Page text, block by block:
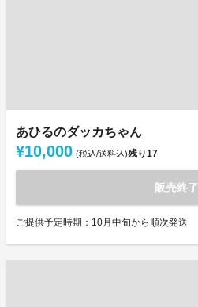
あひるのダッカちゃん
¥10,000 (税込/送料込)残り17
販売終了
ご提供予定時期：10月中旬から順次発送